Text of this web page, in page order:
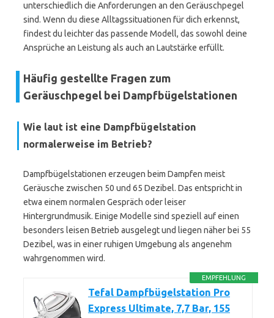
unterschiedlich die Anforderungen an den Geräuschpegel
sind. Wenn du diese Alltagssituationen für dich erkennst,
findest du leichter das passende Modell, das sowohl deine
Ansprüche an Leistung als auch an Lautstärke erfüllt.
Häufig gestellte Fragen zum
Geräuschpegel bei Dampfbügelstationen
Wie laut ist eine Dampfbügelstation
normalerweise im Betrieb?
Dampfbügelstationen erzeugen beim Dampfen meist
Geräusche zwischen 50 und 65 Dezibel. Das entspricht in
etwa einem normalen Gespräch oder leiser
Hintergrundmusik. Einige Modelle sind speziell auf einen
besonders leisen Betrieb ausgelegt und liegen näher bei 55
Dezibel, was in einer ruhigen Umgebung als angenehm
wahrgenommen wird.
EMPFEHLUNG
Tefal Dampfbügelstation Pro
Express Ultimate, 7,7 Bar, 155